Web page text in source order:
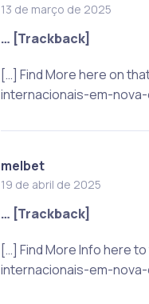
13 de março de 2025
… [Trackback]
[…] Find More here on
internacionais-em-
melbet
19 de abril de 2025
… [Trackback]
[…] Find More Info here
internacionais-em-